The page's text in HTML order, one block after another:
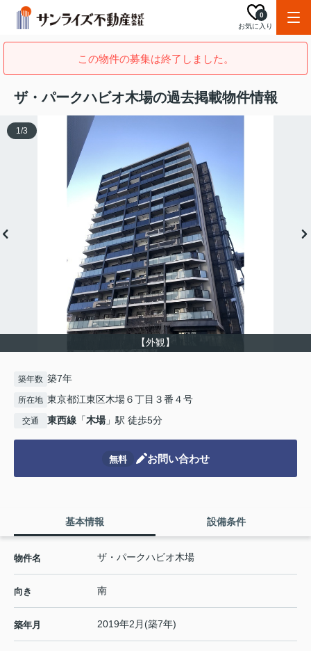
お気に入り
0
この物件の募集は終了しました。
ザ・パークハビオ木場の過去掲載物件情報
【外観】
1/3
築年数 築7年
所在地 東京都江東区木場６丁目３番４号
交通 東西線 「木場」駅 徒歩5分
無料 お問い合わせ
基本情報 設備条件
物件名 ザ・パークハビオ木場
向き 南
築年月 2019年2月(築7年)